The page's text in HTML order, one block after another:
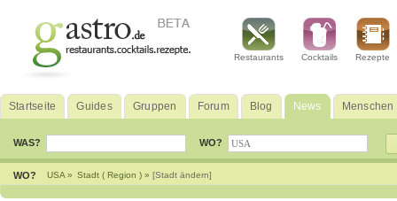
Restaurants Cocktails Rezepte
Startseite Guides Gruppen Forum Blog News Menschen
WAS? WO?
WO? USA » Stadt ( Region ) » [Stadt ändern]